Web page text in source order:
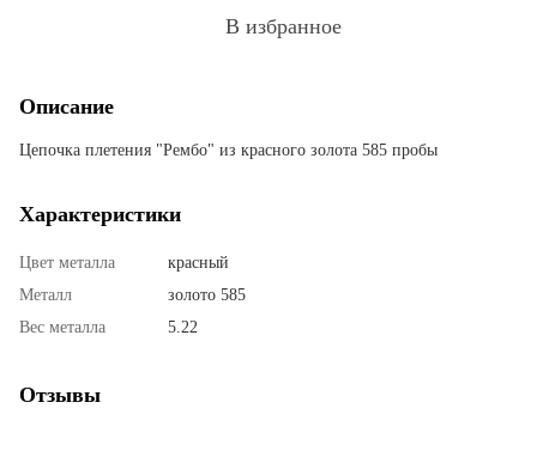
В избранное
Описание
Цепочка плетения "Рембо" из красного золота 585 пробы
Характеристики
Цвет металла
красный
Металл
золото 585
Вес металла
5.22
Отзывы